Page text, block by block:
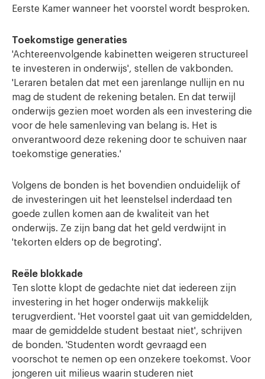
Eerste Kamer wanneer het voorstel wordt besproken.
Toekomstige generaties
'Achtereenvolgende kabinetten weigeren structureel
te investeren in onderwijs', stellen de vakbonden.
'Leraren betalen dat met een jarenlange nullijn en nu
mag de student de rekening betalen. En dat terwijl
onderwijs gezien moet worden als een investering die
voor de hele samenleving van belang is. Het is
onverantwoord deze rekening door te schuiven naar
toekomstige generaties.'
Volgens de bonden is het bovendien onduidelijk of
de investeringen uit het leenstelsel inderdaad ten
goede zullen komen aan de kwaliteit van het
onderwijs. Ze zijn bang dat het geld verdwijnt in
'tekorten elders op de begroting'.
Reële blokkade
Ten slotte klopt de gedachte niet dat iedereen zijn
investering in het hoger onderwijs makkelijk
terugverdient. 'Het voorstel gaat uit van gemiddelden,
maar de gemiddelde student bestaat niet', schrijven
de bonden. 'Studenten wordt gevraagd een
voorschot te nemen op een onzekere toekomst. Voor
jongeren uit milieus waarin studeren niet